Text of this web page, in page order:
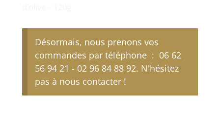
Désormais, nous prenons vos
commandes par téléphone : 06 62
56 94 21 - 02 96 84 88 92. N'hésitez
pas à nous contacter !